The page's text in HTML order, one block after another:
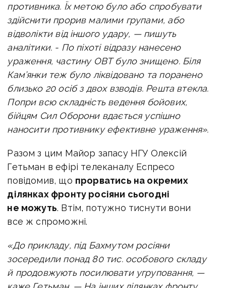
противника. Їх метою було або спробувати
здійснити прорив малими групами, або
відволікти від іншого удару, — пишуть
аналітики. - По піхоті відразу нанесено
ураження, частину ОВТ було знищено. Біля
Кам’янки теж було ліквідовано та поранено
близько 20 осіб з двох взводів. Решта втекла.
Попри всю складність ведення бойових,
бійцям Сил Оборони вдається успішно
наносити противнику ефективне ураження».
Разом з цим Майор запасу НГУ Олексій
Гетьман в ефірі телеканалу Еспресо
повідомив, що прорватись на окремих
ділянках фронту росіяни сьогодні
не можуть. Втім, потужно тиснути вони
все ж спроможні.
«До прикладу, під Бахмутом росіяни
зосередили понад 80 тис. особового складу
й продовжують посилювати угруповання, —